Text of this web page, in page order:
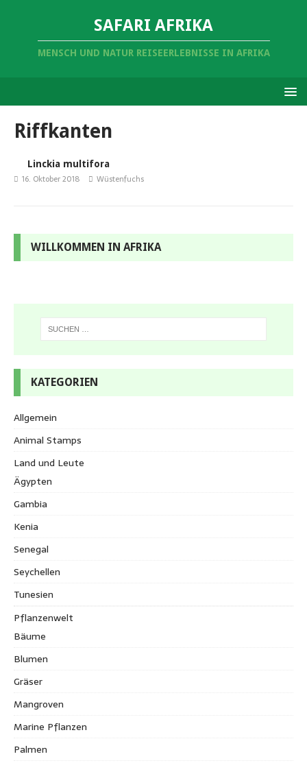
SAFARI AFRIKA
MENSCH UND NATUR REISEERLEBNISSE IN AFRIKA
Riffkanten
Linckia multifora
16. Oktober 2018 Wüstenfuchs
WILLKOMMEN IN AFRIKA
KATEGORIEN
Allgemein
Animal Stamps
Land und Leute
Ägypten
Gambia
Kenia
Senegal
Seychellen
Tunesien
Pflanzenwelt
Bäume
Blumen
Gräser
Mangroven
Marine Pflanzen
Palmen